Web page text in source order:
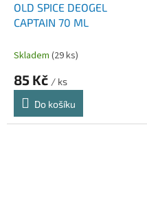
OLD SPICE DEOGEL
CAPTAIN 70 ML
Skladem (29 ks)
85 Kč / ks
Do košíku